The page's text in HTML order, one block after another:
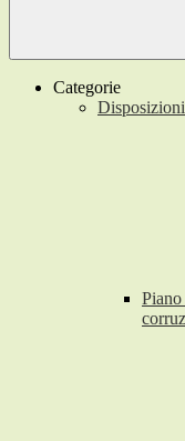
Categorie